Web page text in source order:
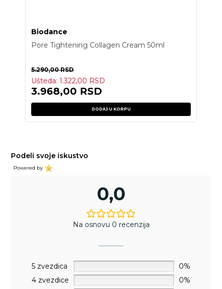
Biodance
Pore Tightening Collagen Cream 50ml
5.290,00RSD
Ušteda:1.322,00 RSD
3.968,00 RSD
DODAJ U KORPU
Podeli svoje iskustvo
Powered by
0,0
Na osnovu 0 recenzija
5 zvezdica
0%
4 zvezdice
0%